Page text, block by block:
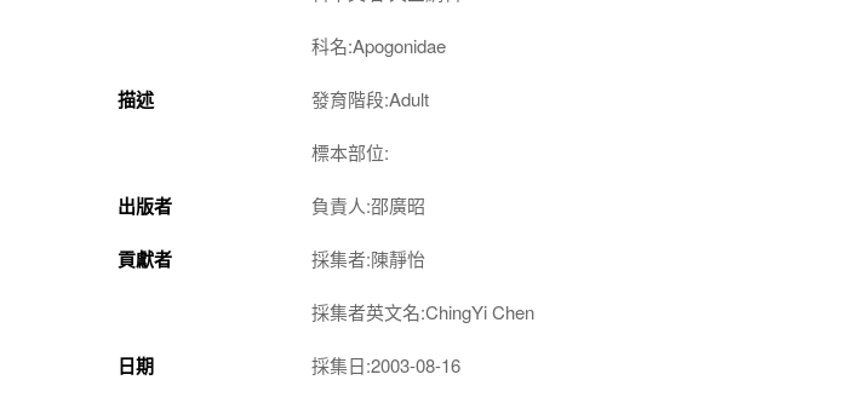
科名:Apogonidae
描述 發育階段:Adult
標本部位:
出版者 負責人:邵廣昭
貢獻者 採集者:陳靜怡
採集者英文名:ChingYi Chen
日期 採集日:2003-08-16